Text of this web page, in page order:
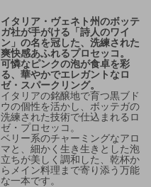
イタリア・ヴェネト州のボッテ
ガ社が手がける 「詩人のワイ
ン」の名を冠した、洗練された
爽快感あふれるプロセッコ。
可憐なピンクの泡が食卓を彩
る、華やかでエレガントなロ
ゼ・スパークリング。
イタリアの銘醸地で育つ黒ブド
ウの個性を活かし、ボッテガの
洗練された技術で仕込まれるロ
ゼ・プロセッコ。
ベリー系のチャーミングなアロ
マと、細かく生き生きとした泡
立ちが美しく調和した、乾杯か
らメイン料理まで寄り添う万能
な一本です。